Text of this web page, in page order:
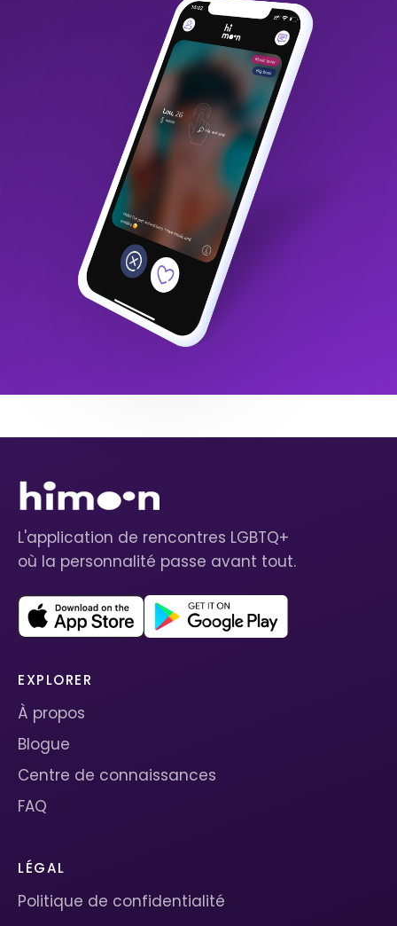
L'application de rencontres LGBTQ+
où la personnalité passe avant tout.
EXPLORER
À propos
Blogue
Centre de connaissances
FAQ
LÉGAL
Politique de confidentialité